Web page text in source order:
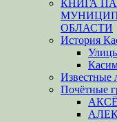
КНИГА
ОБЛАСТИ
История
Известные
Почётные